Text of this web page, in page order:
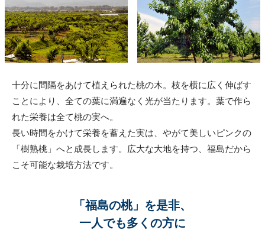
十分に間隔をあけて植えられた桃の木。枝を横に広く伸ばす
ことにより、全ての葉に満遍なく光が当たります。葉で作ら
れた栄養は全て桃の実へ。
長い時間をかけて栄養を蓄えた実は、やがて美しいピンクの
「樹熟桃」へと成長します。広大な大地を持つ、福島だから
こそ可能な栽培方法です。
「福島の桃」を是非、
一人でも多くの方に